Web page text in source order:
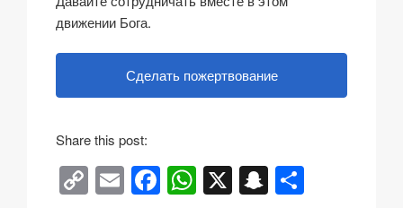
движении Бога.
Сделать пожертвование
Share this post:
C E F W X S